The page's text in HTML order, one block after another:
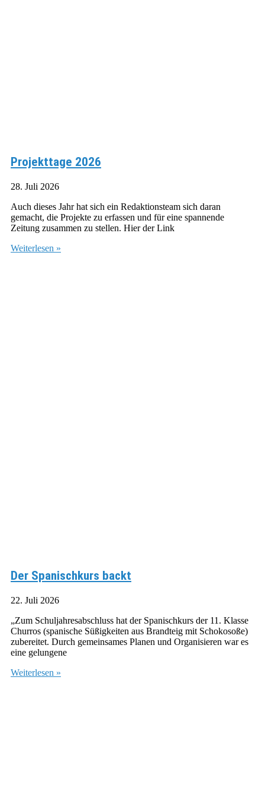
Projekttage 2026
28. Juli 2026
Auch dieses Jahr hat sich ein Redaktionsteam sich daran
gemacht, die Projekte zu erfassen und für eine spannende
Zeitung zusammen zu stellen. Hier der Link
Weiterlesen »
Der Spanischkurs backt
22. Juli 2026
„Zum Schuljahresabschluss hat der Spanischkurs der 11. Klasse
Churros (spanische Süßigkeiten aus Brandteig mit Schokosoße)
zubereitet. Durch gemeinsames Planen und Organisieren war es
eine gelungene
Weiterlesen »